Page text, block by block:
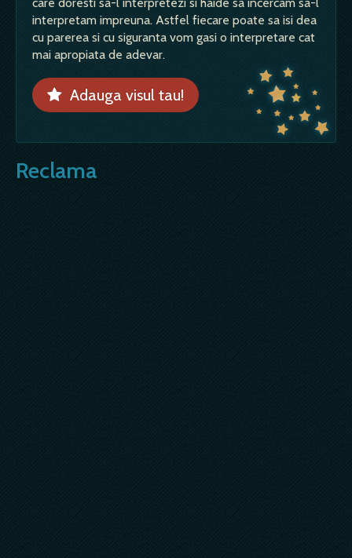
interpretam impreuna. Astfel fiecare poate sa isi dea
cu parerea si cu siguranta vom gasi o interpretare cat
mai apropiata de adevar.
Adauga visul tau!
Reclama